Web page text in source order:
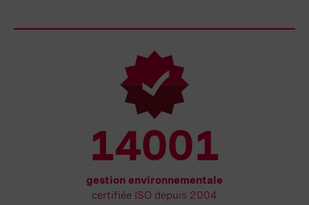
14001
gestion environnementale
certifiée ISO depuis 2004